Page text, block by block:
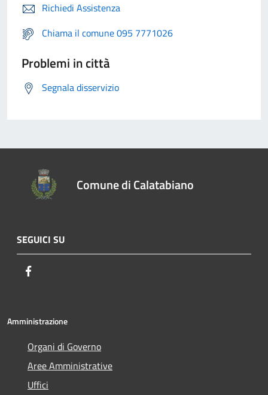
Richiedi Assistenza
Chiama il comune 095 7771026
Problemi in città
Segnala disservizio
Comune di Calatabiano
SEGUICI SU
Amministrazione
Organi di Governo
Aree Amministrative
Uffici